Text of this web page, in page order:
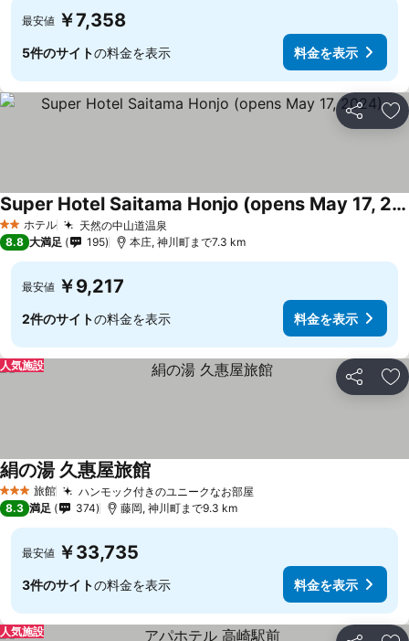
最安値 ￥7,358
5件のサイトの料金を表示 料金を表示
シェア お
2 ホテルのランク
ホテル 天然の中山道温泉
Super Hotel Saitama Honjo (opens May 17, 2024)
8.8 大満足 195 本庄, 神川町まで7.3 km
最安値 ￥9,217
2件のサイトの料金を表示 料金を表示
シェア お
人気施設
3 ホテルのランク
旅館 ハンモック付きのユニークなお部屋
絹の湯 久惠屋旅館
8.3 満足 374 藤岡, 神川町まで9.3 km
最安値 ￥33,735
3件のサイトの料金を表示 料金を表示
人気施設